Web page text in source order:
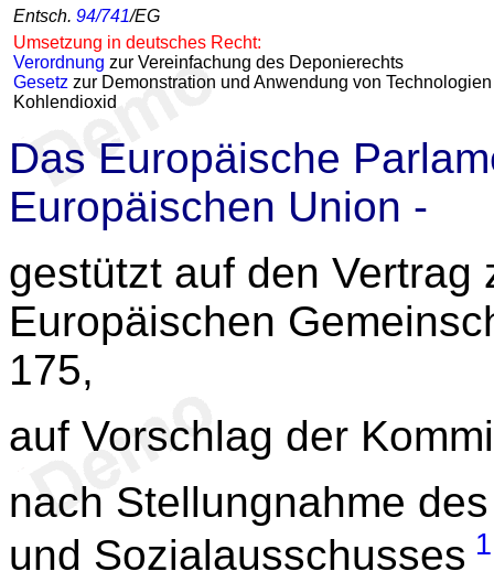
Entsch. 94/741/EG
Umsetzung in deutsches Recht:
Verordnung zur Vereinfachung des Deponierechts
Gesetz zur Demonstration und Anwendung von
Kohlendioxid
Das Europäische
Europäischen Union -
gestützt auf den Vertrag
Europäischen
175,
auf Vorschlag der
nach Stellungnahme
und Sozialausschusses 1